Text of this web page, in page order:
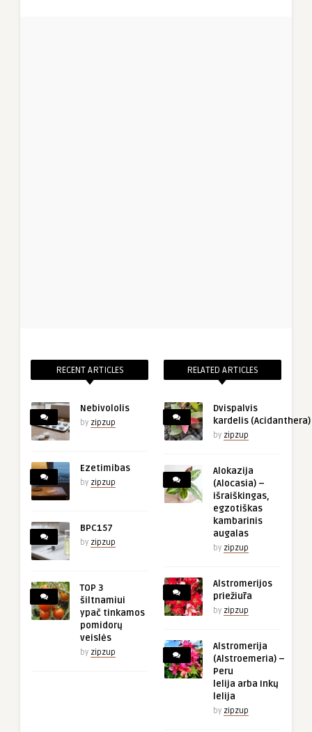
RECENT ARTICLES
Nebivololis
by zipzup
Ezetimibas
by zipzup
BPC157
by zipzup
TOP 3
šiltnamiui
ypač tinkamos
pomidorų
veislės
by zipzup
RELATED ARTICLES
Dvispalvis
kardelis (Acidanthera)
by zipzup
Alokazija
(Alocasia) –
išraiškingas,
egzotiškas
kambarinis
augalas
by zipzup
Alstromerijos
priežiūra
by zipzup
Alstromerija
(Alstroemeria) –
Peru
lelija arba Inkų
lelija
by zipzup